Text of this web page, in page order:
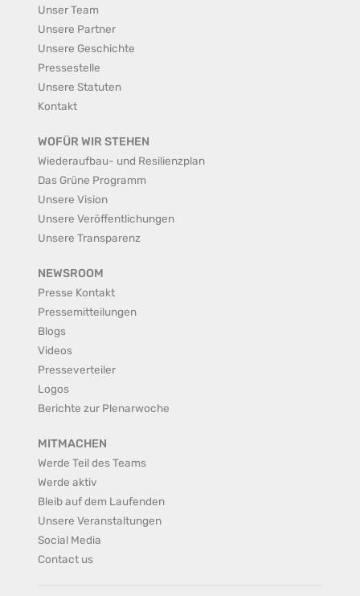
Unser Team
Unsere Partner
Unsere Geschichte
Pressestelle
Unsere Statuten
Kontakt
WOFÜR WIR STEHEN
Wiederaufbau- und Resilienzplan
Das Grüne Programm
Unsere Vision
Unsere Veröffentlichungen
Unsere Transparenz
NEWSROOM
Presse Kontakt
Pressemitteilungen
Blogs
Videos
Presseverteiler
Logos
Berichte zur Plenarwoche
MITMACHEN
Werde Teil des Teams
Werde aktiv
Bleib auf dem Laufenden
Unsere Veranstaltungen
Social Media
Contact us